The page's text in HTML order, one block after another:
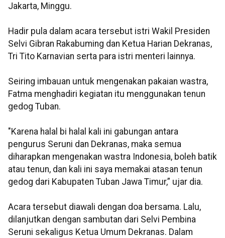
Jakarta, Minggu.
Hadir pula dalam acara tersebut istri Wakil Presiden
Selvi Gibran Rakabuming dan Ketua Harian Dekranas,
Tri Tito Karnavian serta para istri menteri lainnya.
Seiring imbauan untuk mengenakan pakaian wastra,
Fatma menghadiri kegiatan itu menggunakan tenun
gedog Tuban.
"Karena halal bi halal kali ini gabungan antara
pengurus Seruni dan Dekranas, maka semua
diharapkan mengenakan wastra Indonesia, boleh batik
atau tenun, dan kali ini saya memakai atasan tenun
gedog dari Kabupaten Tuban Jawa Timur,” ujar dia.
Acara tersebut diawali dengan doa bersama. Lalu,
dilanjutkan dengan sambutan dari Selvi Pembina
Seruni sekaligus Ketua Umum Dekranas. Dalam